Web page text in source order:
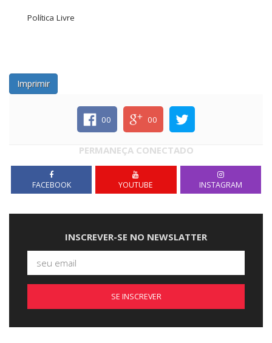
Política Livre
Imprimir
00 00
PERMANEÇA CONECTADO
FACEBOOK YOUTUBE INSTAGRAM
INSCREVER-SE NO NEWSLATTER
SE INSCREVER